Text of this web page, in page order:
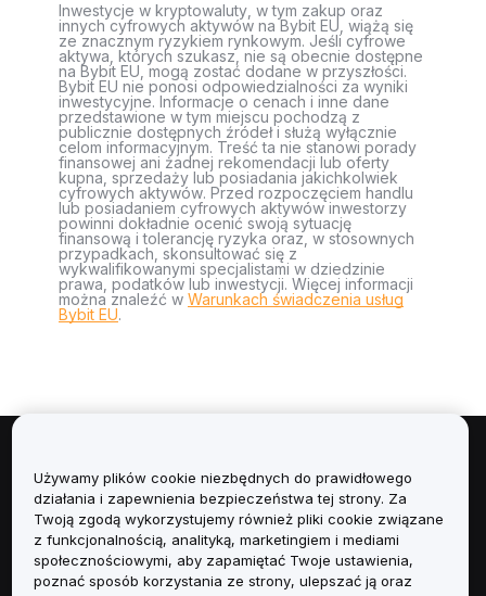
Inwestycje w kryptowaluty, w tym zakup oraz
innych cyfrowych aktywów na Bybit EU, wiążą się
ze znacznym ryzykiem rynkowym. Jeśli cyfrowe
aktywa, których szukasz, nie są obecnie dostępne
na Bybit EU, mogą zostać dodane w przyszłości.
Bybit EU nie ponosi odpowiedzialności za wyniki
inwestycyjne. Informacje o cenach i inne dane
przedstawione w tym miejscu pochodzą z
publicznie dostępnych źródeł i służą wyłącznie
celom informacyjnym. Treść ta nie stanowi porady
finansowej ani żadnej rekomendacji lub oferty
kupna, sprzedaży lub posiadania jakichkolwiek
cyfrowych aktywów. Przed rozpoczęciem handlu
lub posiadaniem cyfrowych aktywów inwestorzy
powinni dokładnie ocenić swoją sytuację
finansową i tolerancję ryzyka oraz, w stosownych
przypadkach, skonsultować się z
wykwalifikowanymi specjalistami w dziedzinie
prawa, podatków lub inwestycji. Więcej informacji
można znaleźć w Warunkach świadczenia usług
Bybit EU.
Informacje
Usługi
Obsługa Klienta
Używamy plików cookie niezbędnych do prawidłowego
działania i zapewnienia bezpieczeństwa tej strony. Za
Twoją zgodą wykorzystujemy również pliki cookie związane
z funkcjonalnością, analityką, marketingiem i mediami
społecznościowymi, aby zapamiętać Twoje ustawienia,
poznać sposób korzystania ze strony, ulepszać ją oraz